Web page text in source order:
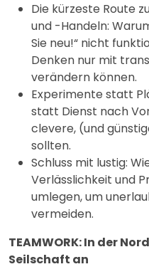
Die kürzeste Route
und -Handeln:
Sie neu!“ nicht
Denken nur mit
verändern können.
Experimente statt
statt Dienst nach
clevere, (und
sollten.
Schluss mit lustig:
Verlässlichkeit und
umlegen, um
vermeiden.
TEAMWORK: In der
Seilschaft an